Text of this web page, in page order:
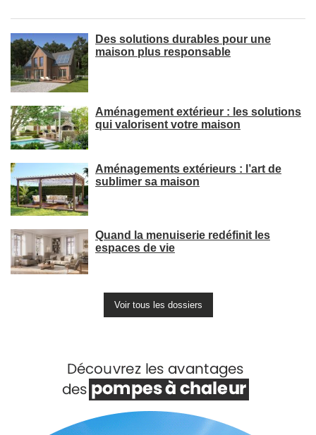
Des solutions durables pour une
maison plus responsable
Aménagement extérieur : les solutions
qui valorisent votre maison
Aménagements extérieurs : l’art de
sublimer sa maison
Quand la menuiserie redéfinit les
espaces de vie
Voir tous les dossiers